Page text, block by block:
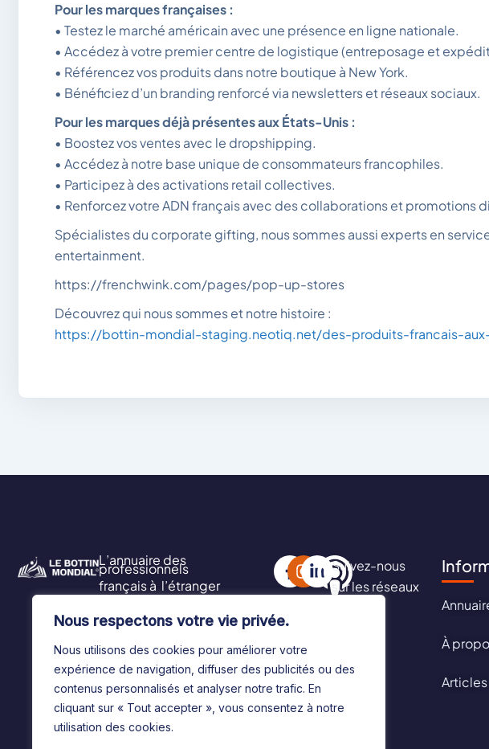
Nous respectons votre vie privée.
Nous utilisons des cookies pour améliorer votre
expérience de navigation, diffuser des publicités ou des
contenus personnalisés et analyser notre trafic. En
cliquant sur « Tout accepter », vous consentez à notre
utilisation des cookies.
Pour les marques françaises :
•⁠ ⁠Testez le marché américain avec une présence en ligne nationale.
•⁠ ⁠Accédez à votre premier centre de logistique (entreposage et
•⁠ ⁠Référencez vos produits dans notre boutique à New York.
•⁠ ⁠Bénéficiez d’un branding renforcé via newsletters et réseaux sociaux.
Pour les marques déjà présentes aux États-Unis :
•⁠ ⁠Boostez vos ventes avec le dropshipping.
•⁠ ⁠Accédez à notre base unique de consommateurs francophiles.
•⁠ ⁠Participez à des activations retail collectives.
•⁠ ⁠Renforcez votre ADN français avec des collaborations et promotions
Spécialistes du corporate gifting, nous sommes aussi experts en
entertainment.
https://frenchwink.com/pages/pop-up-stores
Découvrez qui nous sommes et notre histoire :
https://bottin-mondial-staging.neotiq.net/des-produits-francais-
L’annuaire des
professionnels
français à l’étranger
Suivez-nous
sur les réseaux
À
Articles